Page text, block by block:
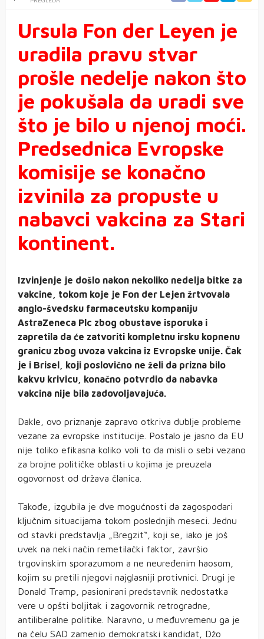
Ursula Fon der Leyen je
uradila pravu stvar
prošle nedelje nakon što
je pokušala da uradi sve
što je bilo u njenoj moći.
Predsednica Evropske
komisije se konačno
izvinila za propuste u
nabavci vakcina za Stari
kontinent.
Izvinjenje je došlo nakon nekoliko nedelja bitke za
vakcine, tokom koje je Fon der Lejen žrtvovala
anglo-švedsku farmaceutsku kompaniju
AstraZeneca Plc zbog obustave isporuka i
zapretila da će zatvoriti kompletnu irsku kopnenu
granicu zbog uvoza vakcina iz Evropske unije. Čak
je i Brisel, koji poslovično ne želi da prizna bilo
kakvu krivicu, konačno potvrdio da nabavka
vakcina nije bila zadovoljavajuća.
Dakle, ovo priznanje zapravo otkriva dublje probleme
vezane za evropske institucije. Postalo je jasno da EU
nije toliko efikasna koliko voli to da misli o sebi vezano
za brojne političke oblasti u kojima je preuzela
ogovornost od država članica.
Takođe, izgubila je dve mogućnosti da zagospodari
ključnim situacijama tokom poslednjih meseci. Jednu
od stavki predstavlja „Bregzit“, koji se, iako je još
uvek na neki način remetilački faktor, završio
trgovinskim sporazumom a ne neuređenim haosom,
kojim su pretili njegovi najglasniji protivnici. Drugi je
Donald Tramp, pasionirani predstavnik nedostatka
vere u opšti boljitak i zagovornik retrogradne,
antiliberalne politike. Naravno, u međuvremenu ga je
na čelu SAD zamenio demokratski kandidat, Džo